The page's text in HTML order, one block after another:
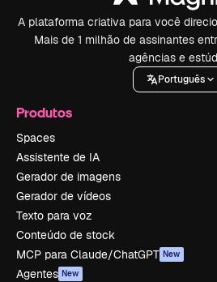
A plataforma criativa para você
Mais de 1 milhão de assinantes
agências e
Português
Produtos
Spaces
Assistente de IA
Gerador de imagens
Gerador de vídeos
Texto para voz
Conteúdo de stock
MCP para Claude/ChatGPT New
Agentes New